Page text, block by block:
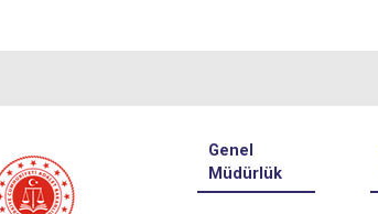
Genel
Müdürlük